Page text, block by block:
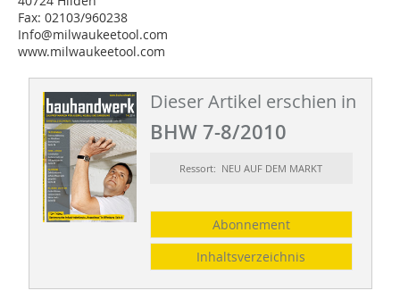
Fax: 02103/960238
Info@milwaukeetool.com
www.milwaukeetool.com
Dieser Artikel erschien in
BHW 7-8/2010
Ressort: NEU AUF DEM MARKT
Abonnement
Inhaltsverzeichnis